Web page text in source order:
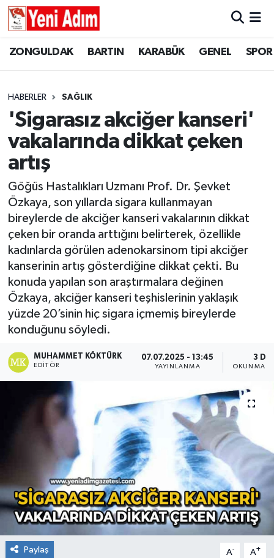
ZONGULDAK BARTIN KARABÜK GENEL SPOR
HABERLER SAĞLIK
'Sigarasız akciğer kanseri'
vakalarında dikkat çeken
artış
Göğüs Hastalıkları Uzmanı Prof. Dr. Şevket
Özkaya, son yıllarda sigara kullanmayan
bireylerde de akciğer kanseri vakalarının dikkat
çeken bir oranda arttığını belirterek, özellikle
kadınlarda görülen adenokarsinom tipi akciğer
kanserinin artış gösterdiğine dikkat çekti. Bu
konuda yapılan son araştırmalara değinen
Özkaya, akciğer kanseri teşhislerinin yaklaşık
yüzde 20’sinin hiç sigara içmemiş bireylerde
konduğunu söyledi.
MUHAMMET KÖKTÜRK
EDITÖR
07.07.2025 - 13:45
YAYINLANMA
3 DK
OKUNMA
Paylaş A- A+
ZONGULDAK
GÜNCEL
SİYASET
RESMİ İLAN
ZONGULDAK
GENEL
SPOR
SİYASET
SAĞLIK
GÜNCEL
RESMİ İLAN
Künye
Zonguldak Hava Durumu
Süper Lig Puan Durumu ve Fikstür
Tüm Manşetler
Son Dakika Haberleri
Haber Arşivi